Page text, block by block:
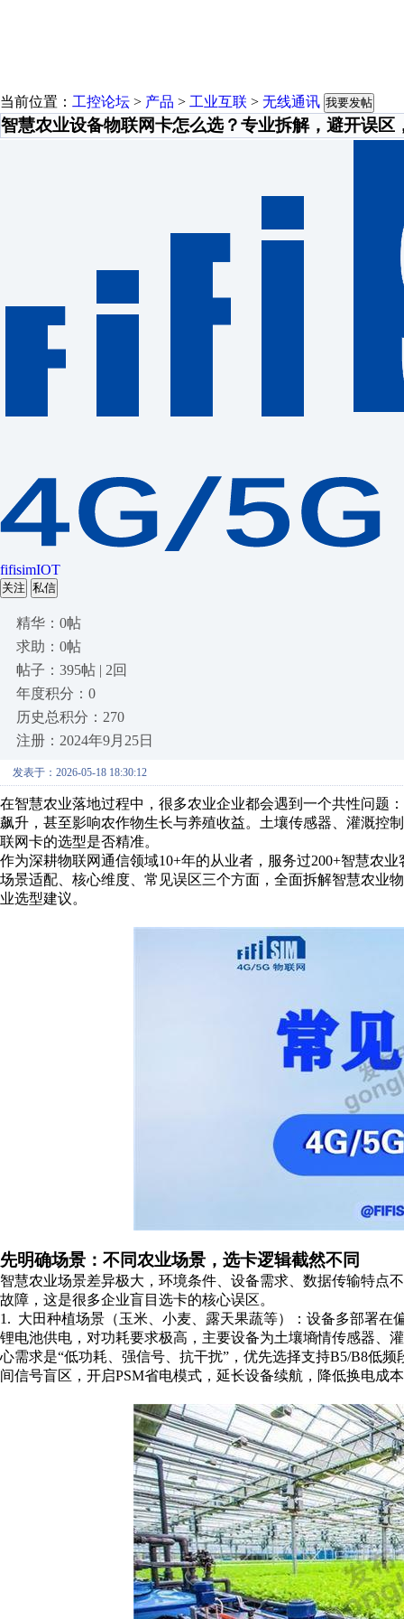
当前位置： 工控论坛 > 产品 > 工业互联 > 无线通讯 我要发帖
智慧农业设备物联网卡怎么选？专业拆解，避开误区
fifisimIOT
关注 私信
精华：0帖
求助：0帖
帖子：395帖 | 2回
年度积分：0
历史总积分：270
注册：2024年9月25日
发表于：2026-05-18 18:30:12
在智慧农业落地过程中，很多农业企业都会遇到一个共性问题
飙升，甚至影响农作物生长与养殖收益。土壤传感器、灌溉控
联网卡的选型是否精准。
作为深耕物联网通信领域10+年的从业者，服务过200+智慧农
场景适配、核心维度、常见误区三个方面，全面拆解智慧农业
业选型建议。
先明确场景：不同农业场景，选卡逻辑截然不同
智慧农业场景差异极大，环境条件、设备需求、数据传输特点
故障，这是很多企业盲目选卡的核心误区。
1. 大田种植场景（玉米、小麦、露天果蔬等）：设备多部署
锂电池供电，对功耗要求极高，主要设备为土壤墒情传感器、
心需求是“低功耗、强信号、抗干扰”，优先选择支持B5/B8低
间信号盲区，开启PSM省电模式，延长设备续航，降低换电成